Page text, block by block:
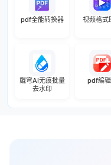
pdf全能转换器 视频格式
鲲穹AI无痕批量
去水印
pdf编